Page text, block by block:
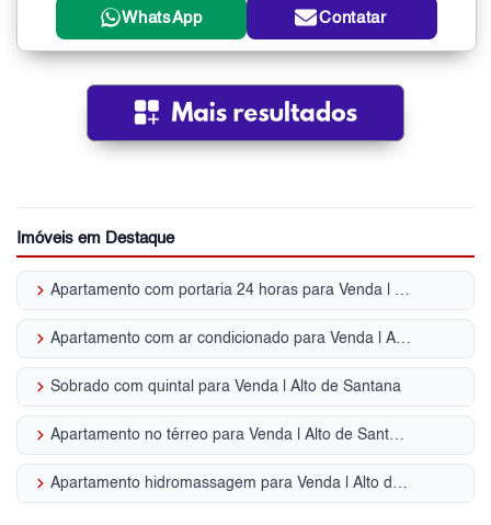
WhatsApp Contatar
Imóveis em Destaque
keyboard_arrow_right Apartamento com portaria 24 horas para Venda | Alto de Santana
keyboard_arrow_right Apartamento com ar condicionado para Venda | Alto de Santana
keyboard_arrow_right Sobrado com quintal para Venda | Alto de Santana
keyboard_arrow_right Apartamento no térreo para Venda | Alto de Santana
keyboard_arrow_right Apartamento hidromassagem para Venda | Alto de Santana